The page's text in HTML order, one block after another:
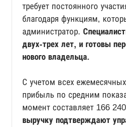
требует постоянного
благодаря функциям,
администратор.
двух-трех лет, и готовы
нового владельца.
С учетом всех
прибыль по средним
момент составляет 166
выручку подтверждают